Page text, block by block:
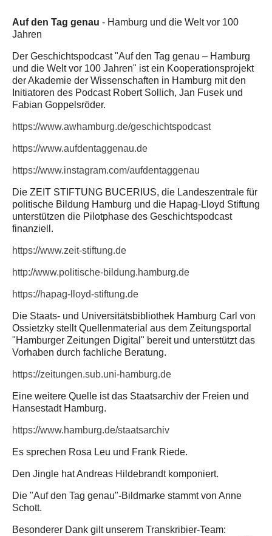
Auf den Tag genau - Hamburg und die Welt vor 100
Jahren
Der Geschichtspodcast "Auf den Tag genau – Hamburg
und die Welt vor 100 Jahren" ist ein Kooperationsprojekt
der Akademie der Wissenschaften in Hamburg mit den
Initiatoren des Podcast Robert Sollich, Jan Fusek und
Fabian Goppelsröder.
https://www.awhamburg.de/geschichtspodcast
https://www.aufdentaggenau.de
https://www.instagram.com/aufdentaggenau
Die ZEIT STIFTUNG BUCERIUS, die Landeszentrale für
politische Bildung Hamburg und die Hapag-Lloyd Stiftung
unterstützen die Pilotphase des Geschichtspodcast
finanziell.
https://www.zeit-stiftung.de
http://www.politische-bildung.hamburg.de
https://hapag-lloyd-stiftung.de
Die Staats- und Universitätsbibliothek Hamburg Carl von
Ossietzky stellt Quellenmaterial aus dem Zeitungsportal
"Hamburger Zeitungen Digital" bereit und unterstützt das
Vorhaben durch fachliche Beratung.
https://zeitungen.sub.uni-hamburg.de
Eine weitere Quelle ist das Staatsarchiv der Freien und
Hansestadt Hamburg.
https://www.hamburg.de/staatsarchiv
Es sprechen Rosa Leu und Frank Riede.
Den Jingle hat Andreas Hildebrandt komponiert.
Die "Auf den Tag genau"-Bildmarke stammt von Anne
Schott.
Besonderer Dank gilt unserem Transkribier-Team: